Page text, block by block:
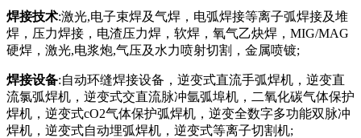
焊接技术:激光,电子束焊及气焊，电弧焊接等离子弧焊接及堆
焊，压力焊接，电渣压力焊，软焊，氧气乙炔焊，MIG/MAG
硬焊，激光,电浆炮,气压及水力喷射切割，金属喷镀;
焊接设备:自动环缝焊接设备，逆变式直流手弧焊机，逆变直
流氯弧焊机，逆变式交直流脉冲氩弧埠机，二氧化碳气体保护
焊机，逆变式cO2气体保护弧焊机，逆变全数字多功能双脉冲
焊机，逆变式自动埋弧焊机，逆变式等离子切割机;